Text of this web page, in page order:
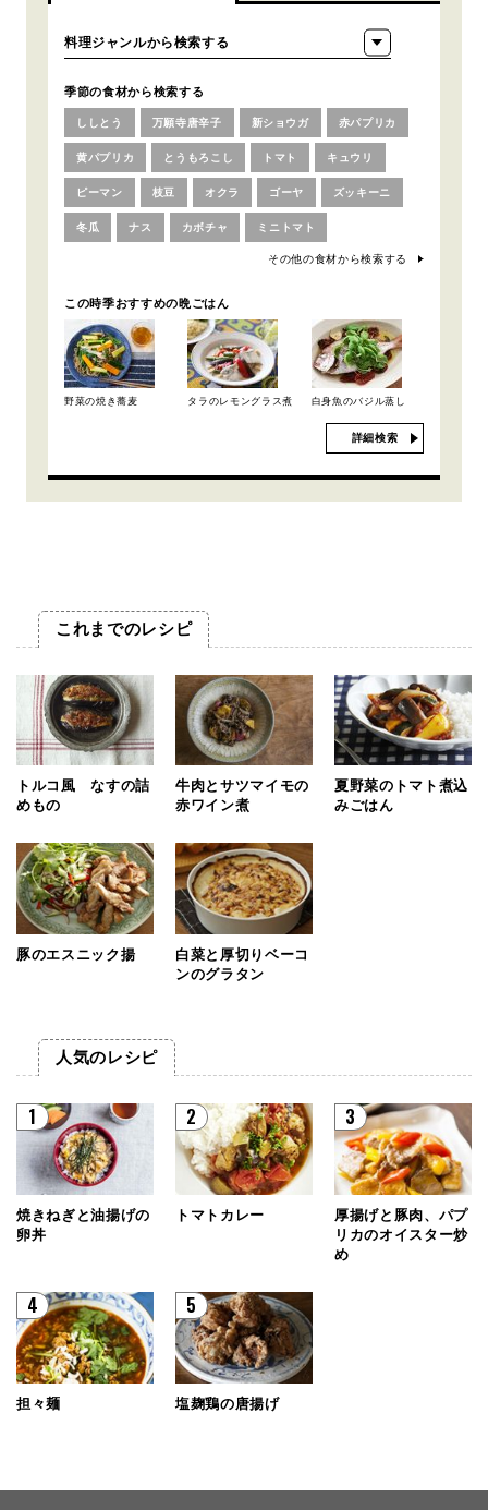
季節の食材から検索する
ししとう 万願寺唐辛子 新ショウガ 赤パプリカ
黄パプリカ とうもろこし トマト キュウリ
ピーマン 枝豆 オクラ ゴーヤ ズッキーニ
冬瓜 ナス カボチャ ミニトマト
その他の食材から検索する
この時季おすすめの晩ごはん
野菜の焼き蕎麦 タラのレモングラス煮 白身魚のバジル蒸し
詳細検索
これまでのレシピ
トルコ風 なすの詰
めもの
牛肉とサツマイモの
赤ワイン煮
夏野菜のトマト煮込
みごはん
豚のエスニック揚
白菜と厚切りベーコ
ンのグラタン
人気のレシピ
1
焼きねぎと油揚げの
卵丼
2
トマトカレー
3
厚揚げと豚肉、パプ
リカのオイスター炒
め
4
担々麺
5
塩麹鶏の唐揚げ